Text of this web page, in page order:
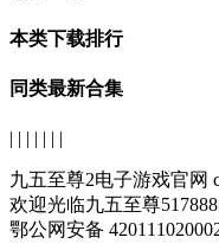
本类下载排行
同类最新合集
| | | | | | |
九五至尊2电子游戏官网
欢迎光临九五至尊
鄂公网安备